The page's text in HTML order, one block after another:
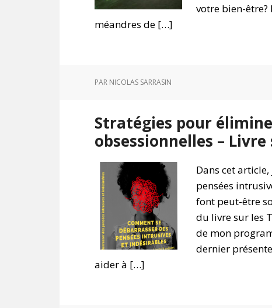
votre bien-être?
méandres de […]
PAR NICOLAS SARRASIN
Stratégies pour
obsessionnelles – Livre
Dans cet
pensées
font peut-être
du livre sur les
de mon
dernier
aider à […]